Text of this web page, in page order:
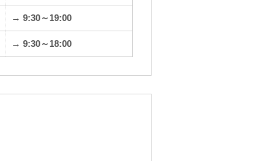
→ 9:30～19:00
→ 9:30～18:00